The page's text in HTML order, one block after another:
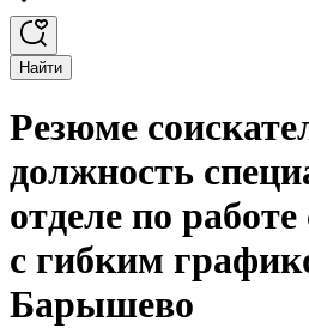
Найти
Резюме
должность
отделе по
с гибким
Барышево